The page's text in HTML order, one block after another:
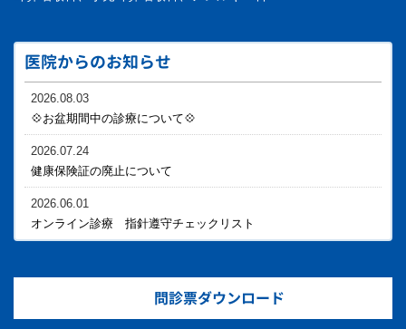
医院からのお知らせ
2026.08.03
💠お盆期間中の診療について💠
2026.07.24
健康保険証の廃止について
2026.06.01
オンライン診療 指針遵守チェックリスト
問診票ダウンロード